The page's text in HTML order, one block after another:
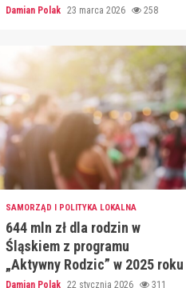
Damian Polak 23 marca 2026 258
SAMORZĄD I POLITYKA LOKALNA
644 mln zł dla rodzin w
Śląskiem z programu
„Aktywny Rodzic” w 2025 roku
Damian Polak 22 stycznia 2026 311